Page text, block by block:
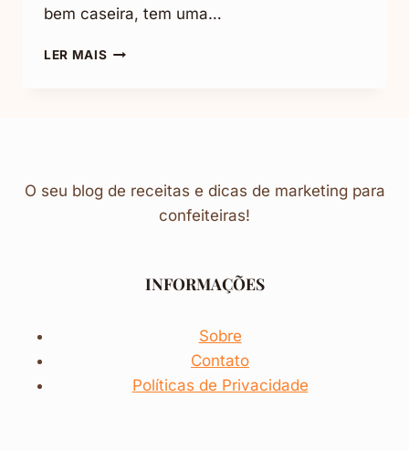
bem caseira, tem uma…
LER MAISPUDIM
DELICIOSA
O seu blog de receitas e dicas de marketing para
confeiteiras!
INFORMAÇÕES
Sobre
Contato
Políticas de Privacidade